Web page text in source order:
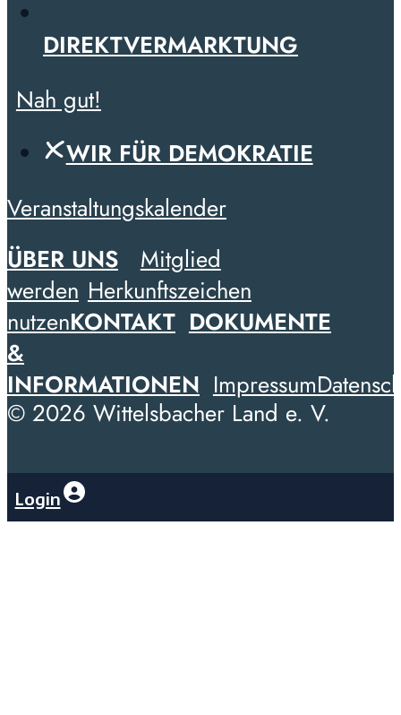
DIREKTVERMARKTUNG
Nah gut!
WIR FÜR DEMOKRATIE
Veranstaltungskalender
ÜBER UNS
Mitglied
werden Herkunftszeichen
nutzenKONTAKT DOKUMENTE
&
INFORMATIONEN Impressum
© 2026 Wittelsbacher Land e. V.
Login